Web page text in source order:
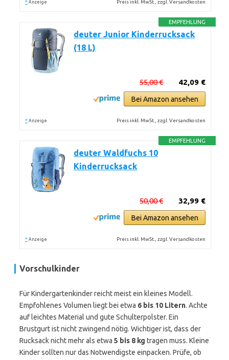
* Anzeige Preis inkl. MwSt., zzgl. Versandkosten
EMPFEHLUNG
deuter Junior Kinderrucksack
(18 L)
42,09 €
55,00 €
Bei Amazon ansehen
* Anzeige Preis inkl. MwSt., zzgl. Versandkosten
EMPFEHLUNG
deuter Waldfuchs 10
Kinderrucksack
32,99 €
50,00 €
Bei Amazon ansehen
* Anzeige Preis inkl. MwSt., zzgl. Versandkosten
Vorschulkinder
Für Kindergartenkinder reicht meist ein kleines Modell.
Empfohlenes Volumen liegt bei etwa 6 bis 10 Litern. Achte
auf leichtes Material und gute Schulterpolster. Ein
Brustgurt ist nicht zwingend nötig. Wichtiger ist, dass der
Rucksack nicht mehr als etwa 5 bis 8 kg tragen muss. Kleine
Kinder sollten nur das Notwendigste einpacken. Prüfe, ob